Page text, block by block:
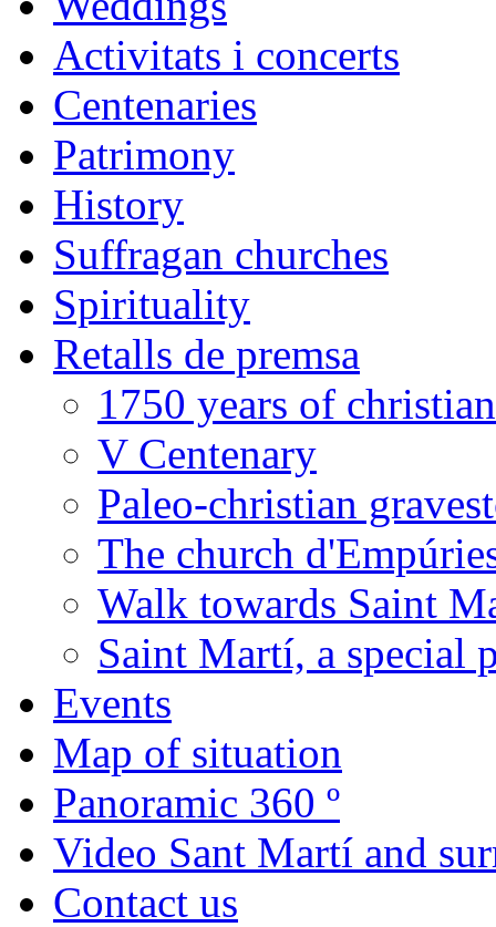
Activitats i concerts
Centenaries
Patrimony
History
Suffragan churches
Spirituality
Retalls de premsa
1750 years of
V Centenary
Paleo-christian
The church
Walk towards Saint
Saint Martí, a special
Events
Map of situation
Panoramic 360 º
Video Sant Martí and
Contact us